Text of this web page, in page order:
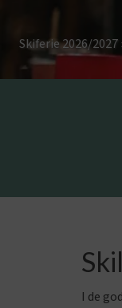
Skiferie 2026/2027
I de